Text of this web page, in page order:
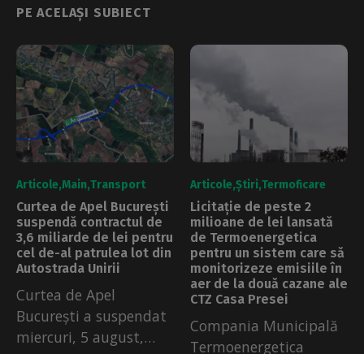
PE ACELAȘI SUBIECT
Articole Main Transport
Curtea de Apel București
suspendă contractul de
3,6 miliarde de lei pentru
cel de-al patrulea lot din
Autostrada Unirii
Curtea de Apel
București a suspendat
miercuri, 5 august,
Articole Știri Termoficare
Licitație de peste 2
milioane de lei lansată
de Termoenergetica
pentru un sistem care să
monitorizeze emisiile în
aer de la două cazane ale
CTZ Casa Presei
Compania Municipală
Termoenergetica